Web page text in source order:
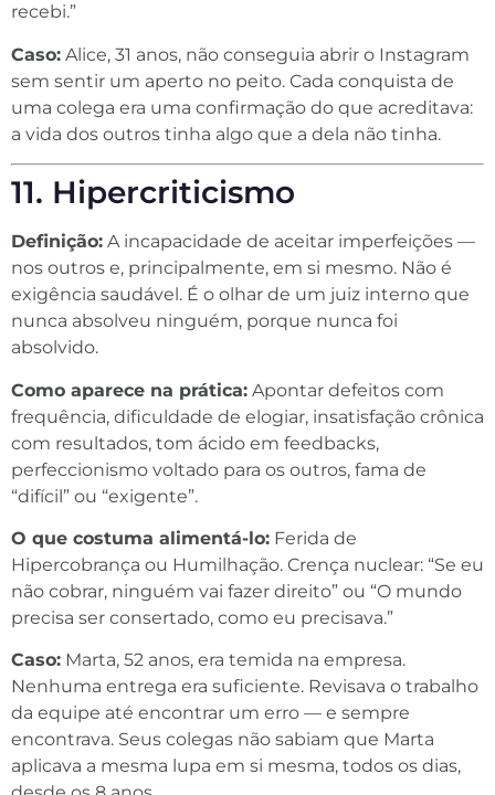
recebi.”
Caso: Alice, 31 anos, não conseguia abrir o Instagram
sem sentir um aperto no peito. Cada conquista de
uma colega era uma confirmação do que acreditava:
a vida dos outros tinha algo que a dela não tinha.
11. Hipercriticismo
Definição: A incapacidade de aceitar imperfeições —
nos outros e, principalmente, em si mesmo. Não é
exigência saudável. É o olhar de um juiz interno que
nunca absolveu ninguém, porque nunca foi
absolvido.
Como aparece na prática: Apontar defeitos com
frequência, dificuldade de elogiar, insatisfação crônica
com resultados, tom ácido em feedbacks,
perfeccionismo voltado para os outros, fama de
“difícil” ou “exigente”.
O que costuma alimentá-lo: Ferida de
Hipercobrança ou Humilhação. Crença nuclear: “Se eu
não cobrar, ninguém vai fazer direito” ou “O mundo
precisa ser consertado, como eu precisava.”
Caso: Marta, 52 anos, era temida na empresa.
Nenhuma entrega era suficiente. Revisava o trabalho
da equipe até encontrar um erro — e sempre
encontrava. Seus colegas não sabiam que Marta
aplicava a mesma lupa em si mesma, todos os dias,